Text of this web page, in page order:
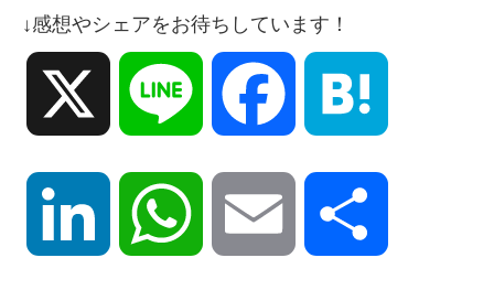
↓感想やシェアをお待ちしています！
Line Facebook
LinkedIn WhatsApp Email